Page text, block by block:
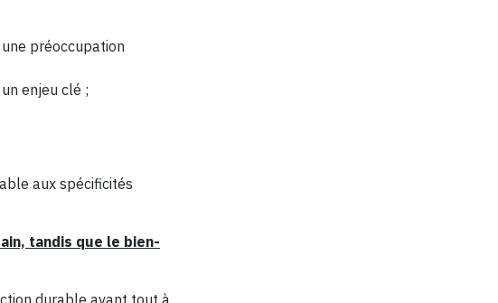
préoccupation
enjeu clé ;
aux spécificités
tandis que le bien-
durable avant tout à